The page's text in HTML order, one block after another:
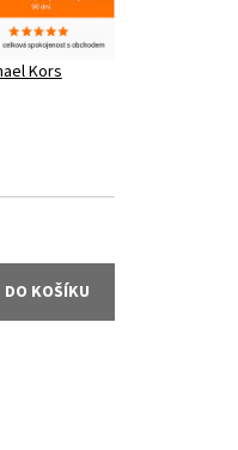
DO KOŠÍKU
Kors